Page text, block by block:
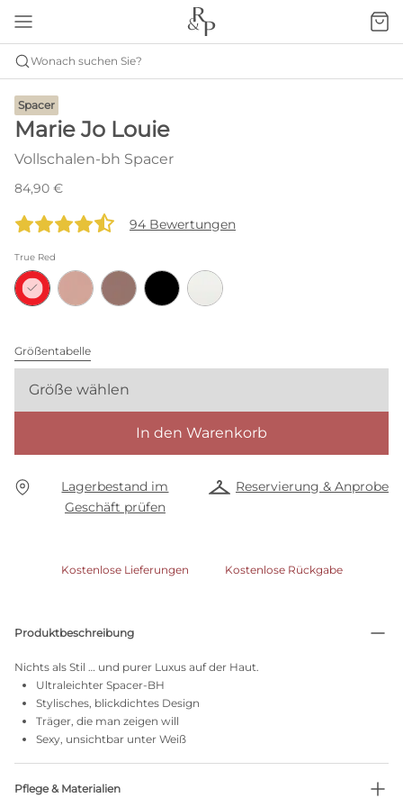
Wonach suchen Sie?
Spacer
Marie Jo Louie
Vollschalen-bh Spacer
84,90 €
94 Bewertungen
True Red
Größentabelle
Größe wählen
In den Warenkorb
Lagerbestand im
Geschäft prüfen
Reservierung & Anprobe
Kostenlose Lieferungen Kostenlose Rückgabe
Produktbeschreibung
Nichts als Stil … und purer Luxus auf der Haut.
Ultraleichter Spacer-BH
Stylisches, blickdichtes Design
Träger, die man zeigen will
Sexy, unsichtbar unter Weiß
Pflege & Materialien